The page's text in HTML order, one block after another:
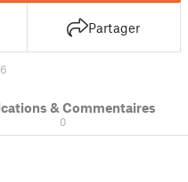
Partager
& Commentaires
0